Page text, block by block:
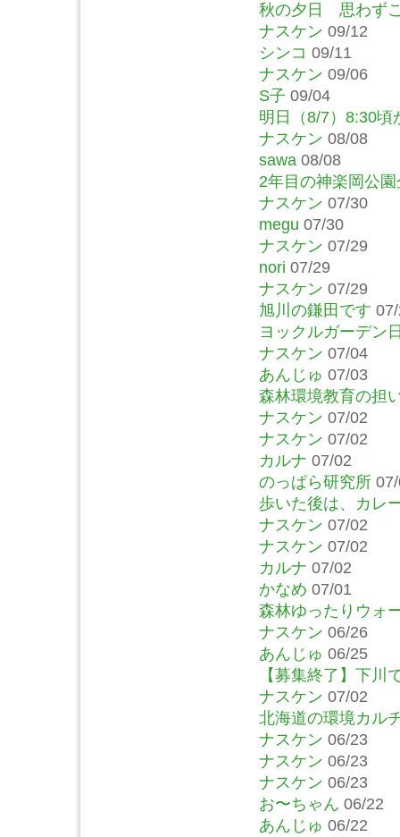
秋の夕日 思わず
ナスケン 09/12
シンコ 09/11
ナスケン 09/06
S子 09/04
明日（8/7）8:30頃
ナスケン 08/08
sawa 08/08
2年目の神楽岡公
ナスケン 07/30
megu 07/30
ナスケン 07/29
nori 07/29
ナスケン 07/29
旭川の鎌田です
ヨックルガーデン
ナスケン 07/04
あんじゅ 07/03
森林環境教育の担
ナスケン 07/02
ナスケン 07/02
カルナ 07/02
のっぱら研究所
歩いた後は、カレ
ナスケン 07/02
ナスケン 07/02
カルナ 07/02
かなめ 07/01
森林ゆったりウォ
ナスケン 06/26
あんじゅ 06/25
【募集終了】下川
ナスケン 07/02
北海道の環境カル
ナスケン 06/23
ナスケン 06/23
ナスケン 06/23
お〜ちゃん 06/22
あんじゅ 06/22